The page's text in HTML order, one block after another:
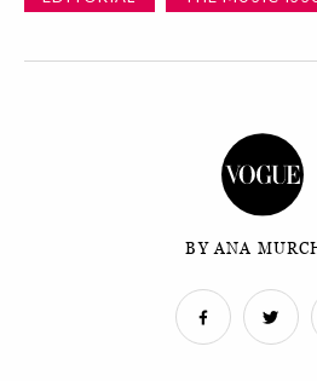
BY ANA